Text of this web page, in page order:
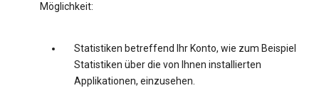
Möglichkeit:
Statistiken betreffend Ihr Konto, wie zum Beispiel
Statistiken über die von Ihnen installierten
Applikationen, einzusehen.